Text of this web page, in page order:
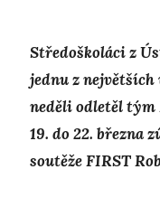
Středoškoláci z
jednu z
neděli odletěl tým
19. do 22. března
soutěže FIRST